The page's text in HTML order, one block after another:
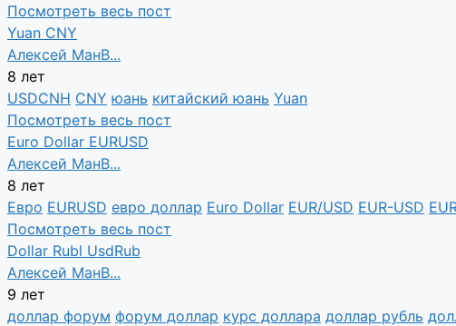
Посмотреть весь пост
Yuan CNY
Алексей МанВ...
8 лет
USDCNH CNY юань китайский юань Yuan
Посмотреть весь пост
Euro Dollar EURUSD
Алексей МанВ...
8 лет
Евро EURUSD евро доллар Euro Dollar EUR/USD EUR-USD
Посмотреть весь пост
Dollar Rubl UsdRub
Алексей МанВ...
9 лет
доллар форум форум доллар курс доллара доллар рубль